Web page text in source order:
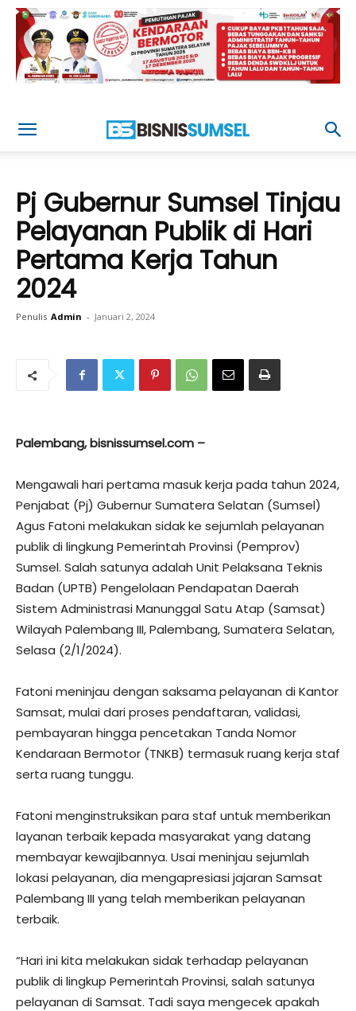
Pj Gubernur Sumsel Tinjau
Pelayanan Publik di Hari
Pertama Kerja Tahun
2024
Penulis Admin - Januari 2, 2024
Palembang, bisnissumsel.com –
Mengawali hari pertama masuk kerja pada tahun 2024,
Penjabat (Pj) Gubernur Sumatera Selatan (Sumsel)
Agus Fatoni melakukan sidak ke sejumlah pelayanan
publik di lingkung Pemerintah Provinsi (Pemprov)
Sumsel. Salah satunya adalah Unit Pelaksana Teknis
Badan (UPTB) Pengelolaan Pendapatan Daerah
Sistem Administrasi Manunggal Satu Atap (Samsat)
Wilayah Palembang III, Palembang, Sumatera Selatan,
Selasa (2/1/2024).
Fatoni meninjau dengan saksama pelayanan di Kantor
Samsat, mulai dari proses pendaftaran, validasi,
pembayaran hingga pencetakan Tanda Nomor
Kendaraan Bermotor (TNKB) termasuk ruang kerja staf
serta ruang tunggu.
Fatoni menginstruksikan para staf untuk memberikan
layanan terbaik kepada masyarakat yang datang
membayar kewajibannya. Usai meninjau sejumlah
lokasi pelayanan, dia mengapresiasi jajaran Samsat
Palembang III yang telah memberikan pelayanan
terbaik.
“Hari ini kita melakukan sidak terhadap pelayanan
publik di lingkup Pemerintah Provinsi, salah satunya
pelayanan di Samsat. Tadi saya mengecek apakah